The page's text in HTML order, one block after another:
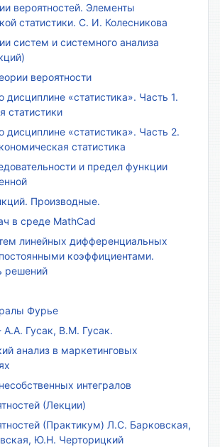
вероятностей. Элементы
статистики. С. И. Колесникова
систем и системного анализа
вероятности
дисциплине «статистика». Часть 1.
статистики
дисциплине «статистика». Часть 2.
статистика
и предел функции
Производные.
в среде MathCad
линейных дифференциальных
коэффициентами.
решений
Фурье
А.А. Гусак, В.М. Гусак.
анализ в маркетинговых
интегралов
(Лекции)
(Практикум) Л.С. Барковская,
Ю.Н. Черторицкий